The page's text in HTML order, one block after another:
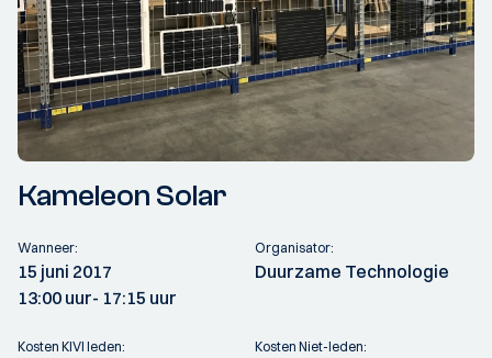
Kameleon Solar
Wanneer:
15 juni 2017
13:00 uur- 17:15 uur
Organisator:
Duurzame Technologie
Kosten KIVI leden: Kosten Niet-leden: